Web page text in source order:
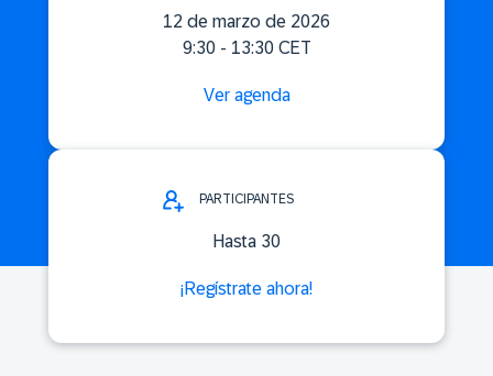
12 de marzo de 2026
9:30 - 13:30 CET
Ver agenda
PARTICIPANTES
Hasta 30
¡Regístrate ahora!